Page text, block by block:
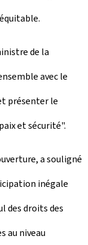
de la
avec le
présenter le
et sécurité".
a souligné
inégale
des droits des
au niveau